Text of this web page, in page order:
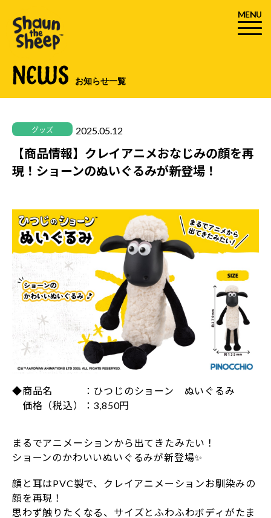
MENU
NEWS お知らせ一覧
グッズ 2025.05.12
【商品情報】クレイアニメおなじみの顔を再
現！ショーンのぬいぐるみが新登場！
◆商品名 ：ひつじのショーン ぬいぐるみ
価格（税込）：3,850円
まるでアニメーションから出てきたみたい！
ショーンのかわいいぬいぐるみが新登場✨
顔と耳はPVC製で、クレイアニメーションお馴染みの
顔を再現！
思わず触りたくなる、サイズとふわふわボディがたま